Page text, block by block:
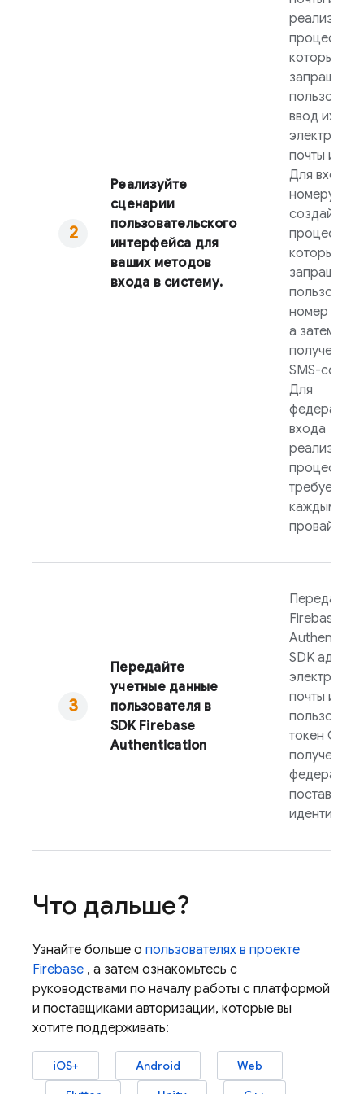
Реализуйте
сценарии
пользовательского
интерфейса для
ваших методов
входа в систему.
реализуйте
процесс,
который
ввод их
почты и
Для входа
номеру
создайте
процесс,
который
номер
а затем код
SMS-
Для
входа
реализуйте
процесс,
требуемый
каждым
Передайте
учетные данные
пользователя в
SDK Firebase
Authentication
Передайте
Firebase
SDK адрес
почты и
токен
поставщика
Что дальше?
Узнайте больше о пользователях в проекте
Firebase , а затем ознакомьтесь с
руководствами по началу работы с платформой
и поставщиками авторизации, которые вы
хотите поддерживать:
iOS+ Android
Web